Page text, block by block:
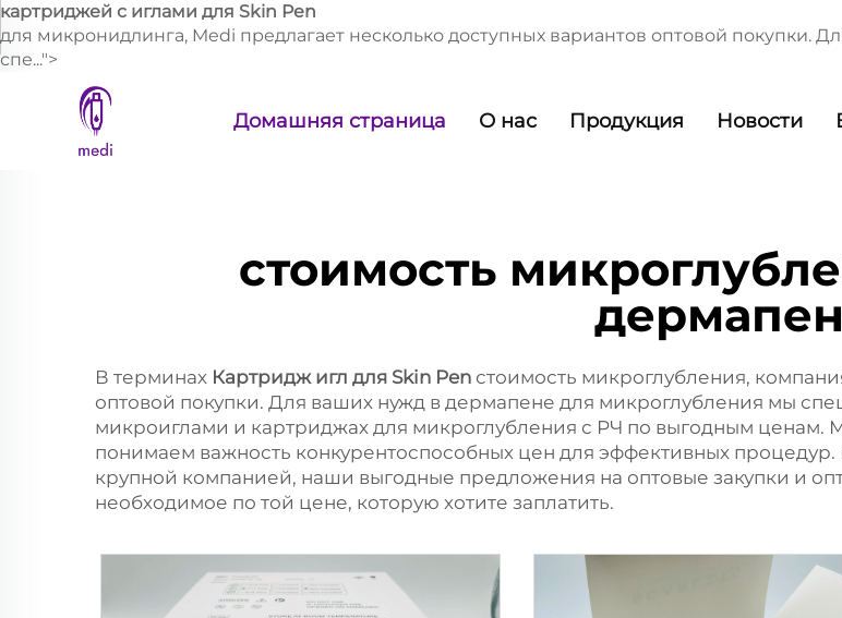
картриджей с иглами для Skin Pen
для микронидлинга, Medi предлагает несколько доступных вариантов оптовой
спе...">
Домашняя страница О нас Продукция Новости
стоимость
В терминах Картридж игл для Skin Pen стоимость микроглубления,
оптовой покупки. Для ваших нужд в дермапене для микроглубления мы
микроиглами и картриджах для микроглубления с РЧ по выгодным ценам.
понимаем важность конкурентоспособных цен для эффективных
крупной компанией, наши выгодные предложения на оптовые закупки и
необходимое по той цене, которую хотите заплатить.